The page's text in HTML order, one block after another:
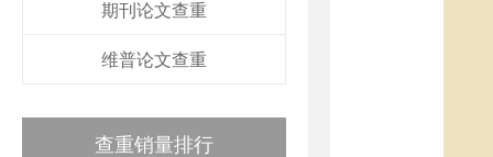
期刊论文查重
维普论文查重
查重销量排行